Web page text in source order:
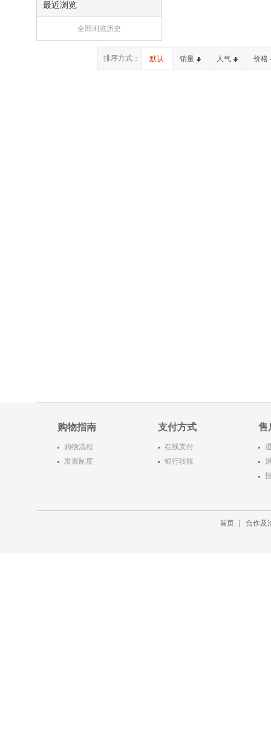
最近浏览
全部浏览历史
排序方式： 默认 销量 人气 价格
购物指南
购物流程
发票制度
支付方式
在线支付
银行转账
售
首页 合作及